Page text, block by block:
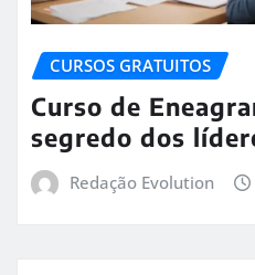
CURSOS GRATUITOS
Curso de
segredo dos
Redação Evolution